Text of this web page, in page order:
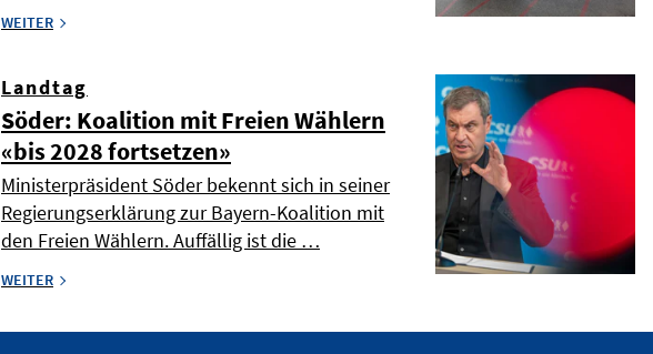
WEITER
Landtag
Söder: Koalition mit Freien Wählern
«bis 2028 fortsetzen»
Ministerpräsident Söder bekennt sich in seiner
Regierungserklärung zur Bayern-Koalition mit
den Freien Wählern. Auffällig ist die …
WEITER